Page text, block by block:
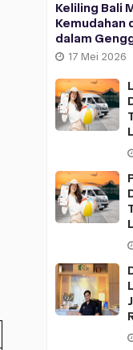
Keliling Bali
Kemudahan
dalam
17 Mei 2026